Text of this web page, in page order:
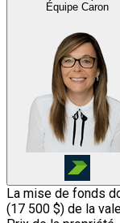
Équipe Caron
La mise de fonds
(17 500 $) de la